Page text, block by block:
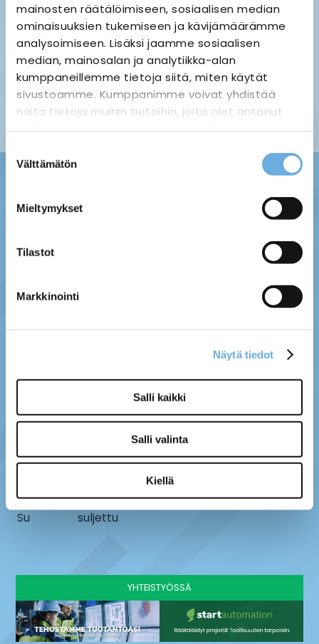
mainosten räätälöimiseen, sosiaalisen median
ominaisuuksien tukemiseen ja kävijämäärämme
analysoimiseen. Lisäksi jaamme sosiaalisen
median, mainosalan ja analytiikka-alan
kumppaneillemme tietoja siitä, miten käytät
sivustoamme. Kumppanimme voivat yhdistää
näitä tietoja muihin tietoihin, joita olet antanut
heille tai joita on kerätty, kun olet käyttänyt
Suostumuksen
valinta
Välttämätön
Mieltymykset
Tilastot
Markkinointi
Näytä tiedot
Salli kaikki
Salli valinta
Kiellä
Maksuvaihtoehdot ›
Toimitustavat ja -kulut ›
Tilausehdot ›
Palauttaminen ›
Tietosuojaseloste ›
Asiakaspalaute ›
MYYMÄLÄ
Kauhajoki
AUKIOLOAJAT
La
9-13
Su
suljettu
SÄHKÖ-MÄNTYLÄ OY
info@sahko-mantyla.fi
06 231 4930
YHTEISTYÖSSÄ